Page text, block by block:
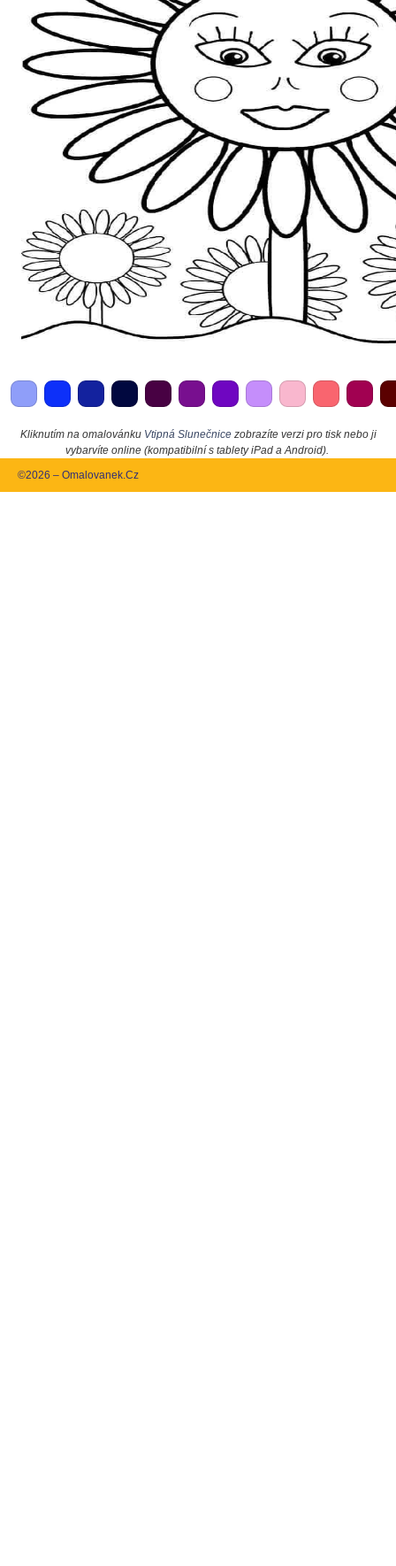
Kliknutím na omalovánku Vtipná Slunečnicezobrazíte verzi pro tisk nebo ji
vybarvíte online (kompatibilní s tablety iPad a Android).
©2026 – Omalovanek.Cz